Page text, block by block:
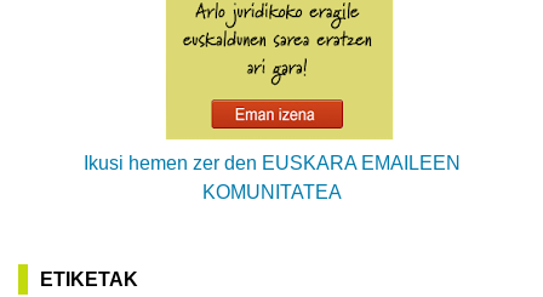
Ikusi hemen zer den EUSKARA EMAILEEN
KOMUNITATEA
ETIKETAK